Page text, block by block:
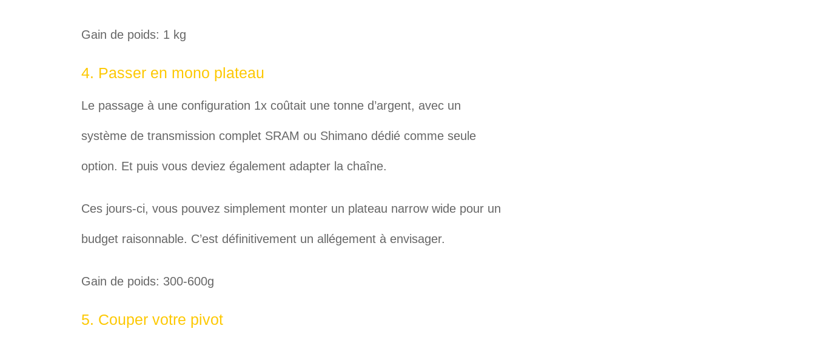
Gain de poids: 1 kg
4. Passer en mono plateau
Le passage à une configuration 1x coûtait une tonne d’argent, avec un
système de transmission complet SRAM ou Shimano dédié comme seule
option. Et puis vous deviez également adapter la chaîne.
Ces jours-ci, vous pouvez simplement monter un plateau narrow wide pour un
budget raisonnable. C’est définitivement un allégement à envisager.
Gain de poids: 300-600g
5. Couper votre pivot